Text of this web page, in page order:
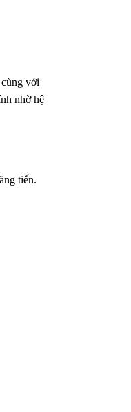
với
nhờ hệ
tiến.